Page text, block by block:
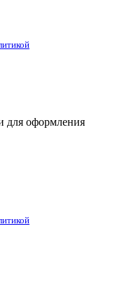
для оформления